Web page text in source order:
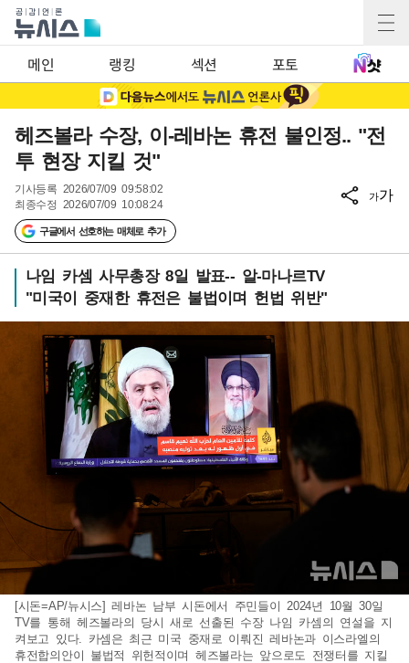
메인 랭킹 섹션 포토
헤즈볼라 수장, 이-레바논 휴전 불인정.. "전
투 현장 지킬 것"
기사등록 2026/07/09 09:58:02
최종수정 2026/07/09 10:08:24
구글에서 선호하는 매체로 추가
가가
나임 카셈 사무총장 8일 발표-- 알-마나르TV
"미국이 중재한 휴전은 불법이며 헌법 위반"
[시돈=AP/뉴시스] 레바논 남부 시돈에서 주민들이 2024년 10월 30일
TV를 통해 헤즈볼라의 당시 새로 선출된 수장 나임 카셈의 연설을 지
켜보고 있다. 카셈은 최근 미국 중재로 이뤄진 레바논과 이스라엘의
휴전합의안이 불법적 위헌적이며 헤즈볼라는 앞으로도 전쟁터를 지킬